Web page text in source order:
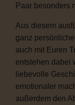
Paar besonders
Aus diesem
ganz
auch mit Euren
entstehen dabei
liebevolle
emotionaler
außerdem den